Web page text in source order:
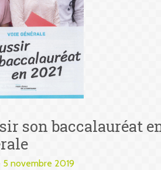
son baccalauréat
5 novembre 2019